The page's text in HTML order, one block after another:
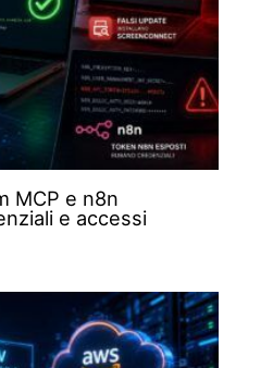
MCP e n8n
e accessi